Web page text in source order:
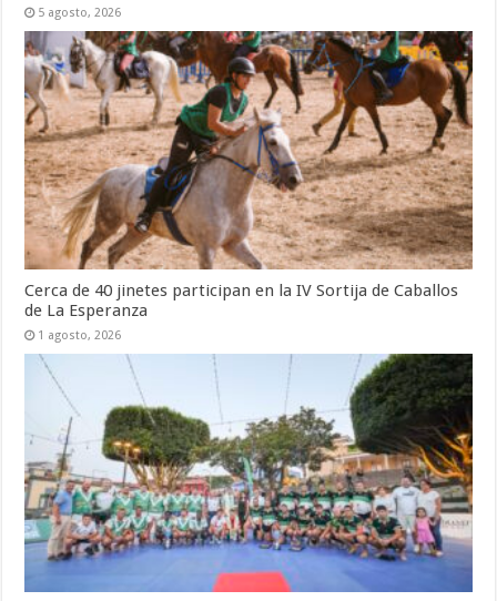
5 agosto, 2026
Cerca de 40 jinetes participan en la IV Sortija de Caballos
de La Esperanza
1 agosto, 2026